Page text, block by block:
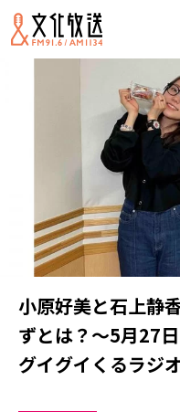
小原好美と石上静
ずとは？～5月27
グイグイくるラジオ